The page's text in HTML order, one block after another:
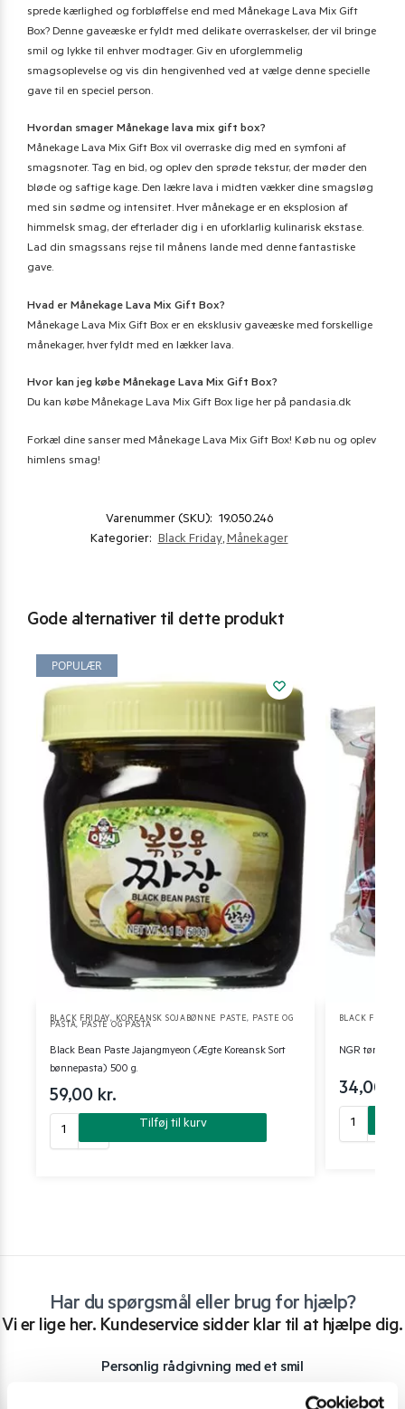
sprede kærlighed og forbløffelse end med Månekage Lava Mix Gift
Box? Denne gaveæske er fyldt med delikate overraskelser, der vil bringe
smil og lykke til enhver modtager. Giv en uforglemmelig
smagsoplevelse og vis din hengivenhed ved at vælge denne specielle
gave til en speciel person.
Hvordan smager Månekage lava mix gift box?
Månekage Lava Mix Gift Box vil overraske dig med en symfoni af
smagsnoter. Tag en bid, og oplev den sprøde tekstur, der møder den
bløde og saftige kage. Den lækre lava i midten vækker dine smagsløg
med sin sødme og intensitet. Hver månekage er en eksplosion af
himmelsk smag, der efterlader dig i en uforklarlig kulinarisk ekstase.
Lad din smagssans rejse til månens lande med denne fantastiske
gave.
Hvad er Månekage Lava Mix Gift Box?
Månekage Lava Mix Gift Box er en eksklusiv gaveæske med forskellige
månekager, hver fyldt med en lækker lava.
Hvor kan jeg købe Månekage Lava Mix Gift Box?
Du kan købe Månekage Lava Mix Gift Box lige her på pandasia.dk
Forkæl dine sanser med Månekage Lava Mix Gift Box! Køb nu og oplev
himlens smag!
Varenummer (SKU): 19.050.246
Kategorier: Black Friday, Månekager
Gode alternativer til dette produkt
POPULÆR
BLACK FRIDAY,KOREANSK SOJABØNNE PASTE, PASTE OG
PASTA, PASTE OG PASTA
Black Bean Paste Jajangmyeon (Ægte Koreansk Sort
bønnepasta) 500 g.
59,00 kr.
Tilføj til kurv
BLACK FRIDAY
NGR tørret
34,00
Har du spørgsmål eller brug for hjælp?
Vi er lige her. Kundeservice sidder klar til at hjælpe dig.
Personlig rådgivning med et smil
Vi guider dig igennem asiatisk mad